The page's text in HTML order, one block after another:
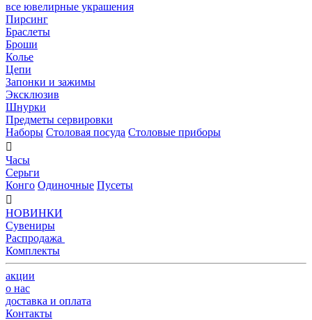
все ювелирные украшения
Пирсинг
Браслеты
Броши
Колье
Цепи
Запонки и зажимы
Эксклюзив
Шнурки
Предметы сервировки
Наборы Столовая посуда Столовые приборы

Часы
Серьги
Конго Одиночные Пусеты

НОВИНКИ
Сувениры
Распродажа
Комплекты
акции
о нас
доставка и оплата
Контакты